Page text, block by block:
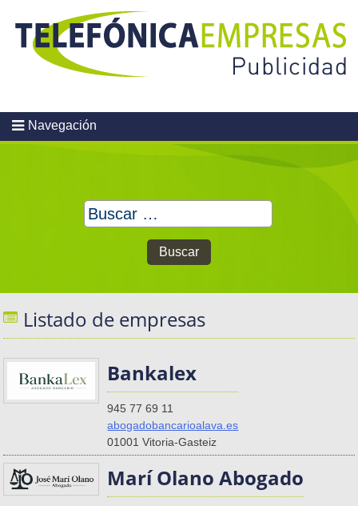
content
Navegación
Buscar:
Listado de empresas
Bankalex
945 77 69 11
abogadobancarioalava.es
01001 Vitoria-Gasteiz
Marí Olano Abogado